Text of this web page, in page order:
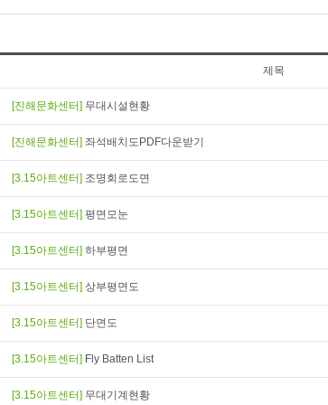
제목
[진해문화센터] 무대시설현황
[진해문화센터] 좌석배치도PDF다운받기
[3.15아트센터] 조명회로도면
[3.15아트센터] 평면모눈
[3.15아트센터] 하부평면
[3.15아트센터] 상부평면도
[3.15아트센터] 단면도
[3.15아트센터] Fly Batten List
[3.15아트센터] 무대기계현황